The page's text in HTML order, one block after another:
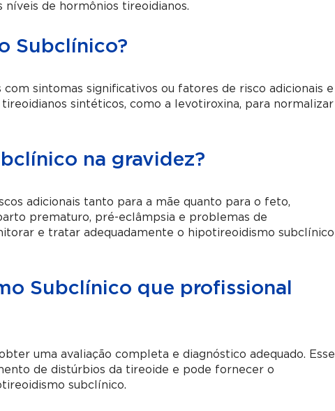
níveis de hormônios tireoidianos.
Subclínico?
sintomas significativos ou fatores de risco adicionais e
sintéticos, como a levotiroxina, para normalizar
na gravidez?
adicionais tanto para a mãe quanto para o feto,
prematuro, pré-eclâmpsia e problemas de
e tratar adequadamente o hipotireoidismo subclínico
Subclínico que profissional
uma avaliação completa e diagnóstico adequado. Esse
de distúrbios da tireoide e pode fornecer o
subclínico.